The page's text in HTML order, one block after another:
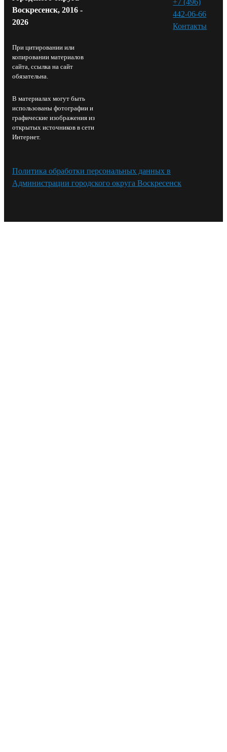
Воскресенск, 2016 -
2026
При цитировании или
копировании материалов
сайта, ссылка на сайт
обязательна.
В материалах могут быть
использованы фотографии и
графические изображения из
открытых источников в сети
Интернет.
442-06-66
Контакты⁠
Политика обработки персональных данных в
Администрации городского округа Воскресенск